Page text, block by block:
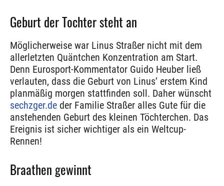
Geburt der Tochter steht an
Möglicherweise war Linus Straßer nicht mit dem
allerletzten Quäntchen Konzentration am Start.
Denn Eurosport-Kommentator Guido Heuber ließ
verlauten, dass die Geburt von Linus’ erstem Kind
planmäßig morgen stattfinden soll. Daher wünscht
sechzger.de der Familie Straßer alles Gute für die
anstehenden Geburt des kleinen Töchterchen. Das
Ereignis ist sicher wichtiger als ein Weltcup-
Rennen!
Braathen gewinnt